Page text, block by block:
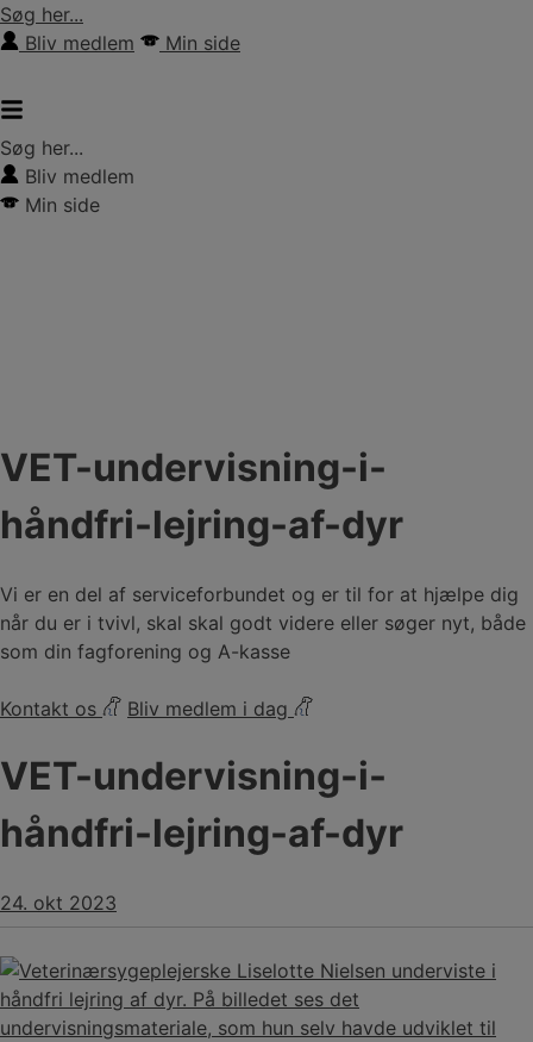
Hop
til
Søg her...
Bliv medlem
Min side
Søg her...
Bliv medlem
Min side
VET-undervisning-i-
håndfri-lejring-af-dyr
Vi er en del af serviceforbundet og er til for at hjælpe dig
når du er i tvivl, skal skal godt videre eller søger nyt, både
som din fagforening og A-kasse
Kontakt os Bliv medlem i dag
VET-undervisning-i-
håndfri-lejring-af-dyr
24. okt 2023